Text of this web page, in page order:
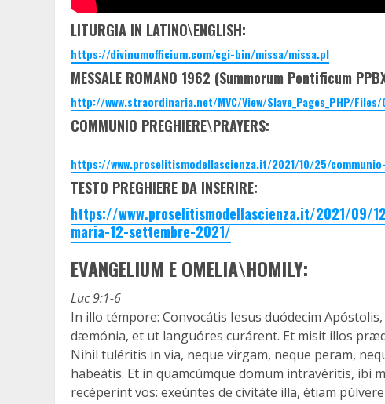
LITURGIA IN LATINO\ENGLISH:
https://divinumofficium.com/cgi-bin/missa/missa.pl
MESSALE ROMANO 1962 (Summorum Pontificum
http://www.straordinaria.net/MVC/View/Slave_Pages_PHP/
COMMUNIO PREGHIERE\PRAYERS:
https://www.proselitismodellascienza.it/2021/10/25/
TESTO PREGHIERE DA INSERIRE:
https://www.proselitismodellascienza.it/2021/09/
maria-12-settembre-2021/
EVANGELIUM E OMELIA\HOMILY:
Luc 9:1-6
In illo témpore: Convocátis Iesus duódecim
dæmónia, et ut languóres curárent. Et misit illos
Nihil tuléritis in via, neque virgam, neque peram,
habeátis. Et in quamcúmque domum intravéritis, ibi
recéperint vos: exeúntes de civitáte illa, étiam